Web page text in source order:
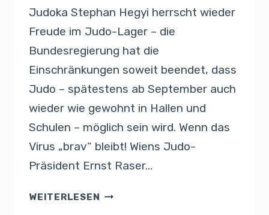
Judoka Stephan Hegyi herrscht wieder
Freude im Judo-Lager – die
Bundesregierung hat die
Einschränkungen soweit beendet, dass
Judo – spätestens ab September auch
wieder wie gewohnt in Hallen und
Schulen – möglich sein wird. Wenn das
Virus „brav“ bleibt! Wiens Judo-
Präsident Ernst Raser…
WEITERLESEN